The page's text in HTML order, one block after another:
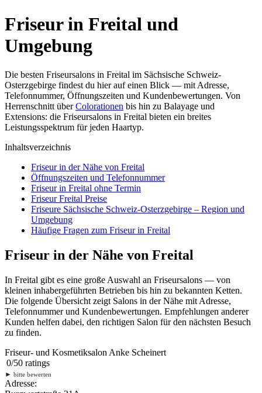
Friseur in Freital und
Umgebung
Die besten Friseursalons in Freital im Sächsische Schweiz-
Osterzgebirge findest du hier auf einen Blick — mit Adresse,
Telefonnummer, Öffnungszeiten und Kundenbewertungen. Von
Herrenschnitt überColorationen bis hin zu Balayage und
Extensions: die Friseursalons in Freital bieten ein breites
Leistungsspektrum für jeden Haartyp.
Inhaltsverzeichnis
Friseur in der Nähe von Freital
Öffnungszeiten und Telefonnummer
Friseur in Freital ohne Termin
Friseur Freital Preise
Friseure Sächsische Schweiz-Osterzgebirge – Region und
Umgebung
Häufige Fragen zum Friseur in Freital
Friseur in der Nähe von Freital
In Freital gibt es eine große Auswahl an Friseursalons — von
kleinen inhabergeführten Betrieben bis hin zu bekannten Ketten.
Die folgende Übersicht zeigt Salons in der Nähe mit Adresse,
Telefonnummer und Kundenbewertungen. Empfehlungen anderer
Kunden helfen dabei, den richtigen Salon für den nächsten Besuch
zu finden.
Friseur- und Kosmetiksalon Anke Scheinert
0/50 ratings
► bitte bewerten
Adresse: